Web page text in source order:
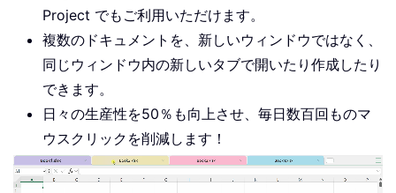
Project でもご利用いただけます。
複数のドキュメントを、新しいウィンドウではなく、
同じウィンドウ内の新しいタブで開いたり作成したり
できます。
日々の生産性を50％も向上させ、毎日数百回ものマ
ウスクリックを削減します！